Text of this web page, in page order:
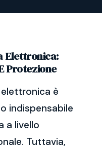
Elettronica:
Protezione
è
indispensabile
a livello
Tuttavia,